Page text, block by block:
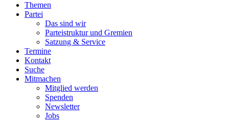
Themen
Partei
Das sind wir
Parteistruktur und Gremien
Satzung & Service
Termine
Kontakt
Suche
Mitmachen
Mitglied werden
Spenden
Newsletter
Jobs